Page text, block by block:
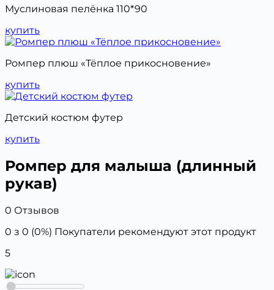
Муслиновая пелёнка 110*90
купить
Ромпер плюш «Тёплое прикосновение»
купить
Детский костюм футер
купить
Ромпер для малыша (длинный
рукав)
0 Отзывов
0 з 0 (0%) Покупатели рекомендуют этот продукт
5